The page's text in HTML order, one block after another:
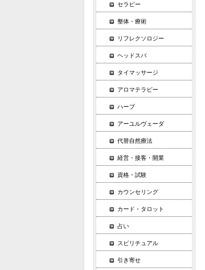
セラピー
整体・療術
リフレクソロジー
ヘッドスパ
タイマッサージ
アロマテラピー
ハーブ
アーユルヴェーダ
代替自然療法
経営・接客・開業
資格・試験
カウンセリング
カード・タロット
占い
スピリチュアル
引き寄せ